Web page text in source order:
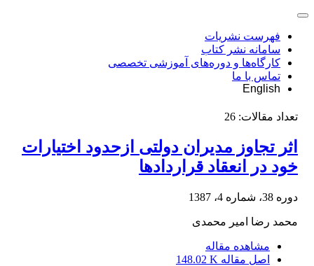
فهرست نشریات
سامانه نشر کتاب
کارگاه‌ها و دوره‌های آموزشی تخصصی
تماس با ما
English
تعداد مقالات: 26
اثر تجاوز مدیران دولتی ازحدود اختیارات
خود در انعقاد قراردادها
دوره 38، شماره 4، 1387
محمد رضا امیر محمدی
مشاهده مقاله
اصل مقاله 148.02 K